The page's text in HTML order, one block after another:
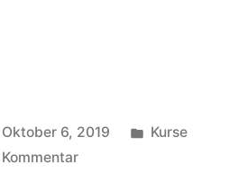
Oktober 6, 2019
Kurse